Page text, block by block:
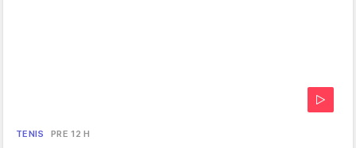
TENIS PRE 12 H